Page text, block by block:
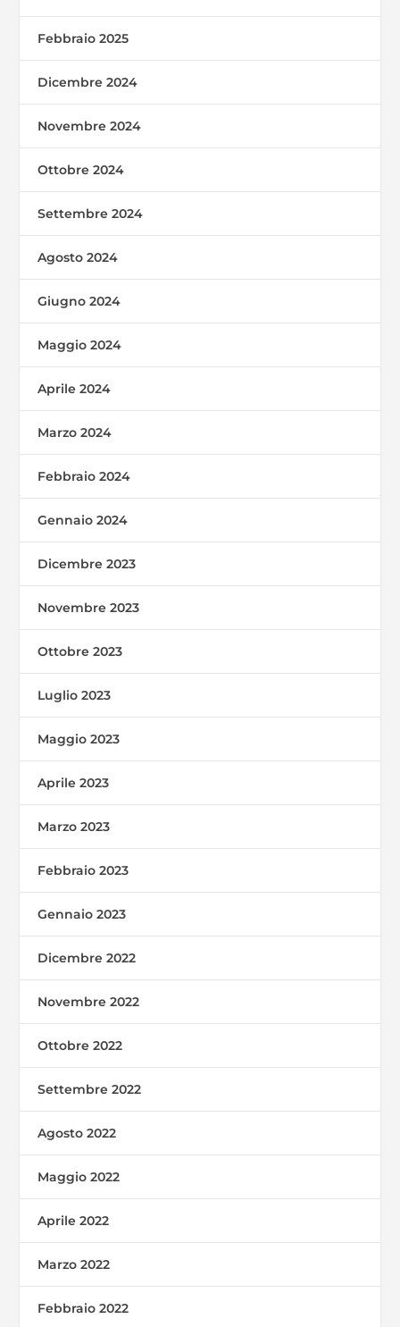
Febbraio 2025
Dicembre 2024
Novembre 2024
Ottobre 2024
Settembre 2024
Agosto 2024
Giugno 2024
Maggio 2024
Aprile 2024
Marzo 2024
Febbraio 2024
Gennaio 2024
Dicembre 2023
Novembre 2023
Ottobre 2023
Luglio 2023
Maggio 2023
Aprile 2023
Marzo 2023
Febbraio 2023
Gennaio 2023
Dicembre 2022
Novembre 2022
Ottobre 2022
Settembre 2022
Agosto 2022
Maggio 2022
Aprile 2022
Marzo 2022
Febbraio 2022